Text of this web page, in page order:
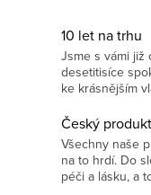
10 let na trhu
Jsme s vámi již
desetitisíce
ke krásnějším
Český produkt
Všechny naše
na to hrdí. Do
péči a lásku, a